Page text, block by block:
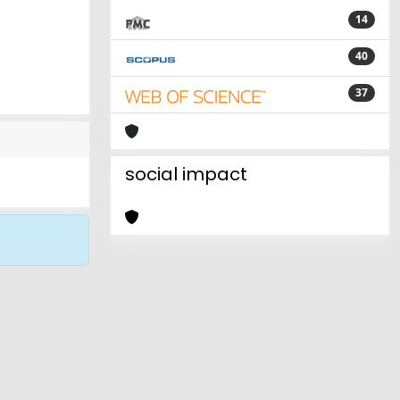
14
40
37
social impact